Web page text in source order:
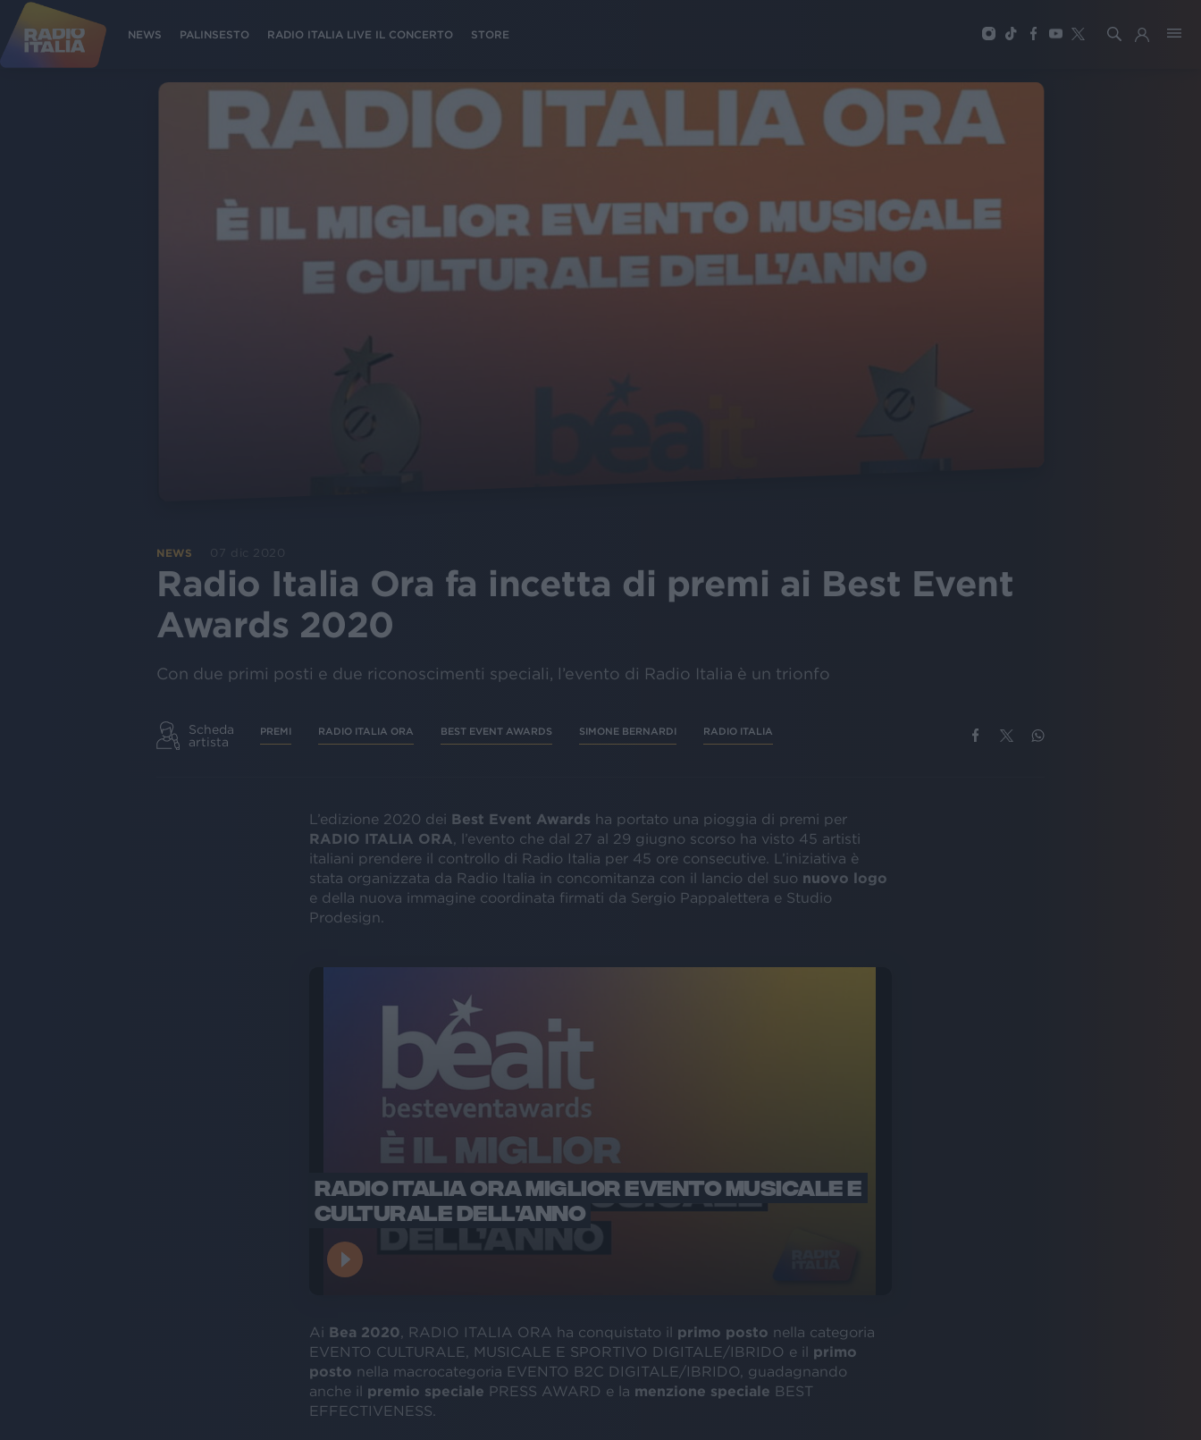
NEWS PALINSESTO RADIO ITALIA LIVE IL CONCERTO STORE
NEWS 07 dic 2020
Radio Italia Ora fa incetta di premi ai Best Event
Awards 2020
Con due primi posti e due riconoscimenti speciali, l’evento di Radio Italia è un trionfo
Scheda
artista
PREMI RADIO ITALIA ORA BEST EVENT AWARDS SIMONE BERNARDI RADIO ITALIA
L’edizione 2020 dei Best Event Awards ha portato una pioggia di premi per
RADIO ITALIA ORA , l’evento che dal 27 al 29 giugno scorso ha visto 45 artisti
italiani prendere il controllo di Radio Italia per 45 ore consecutive. L’iniziativa è
stata organizzata da Radio Italia in concomitanza con il lancio del suo nuovo logo
e della nuova immagine coordinata firmati da Sergio Pappalettera e Studio
Prodesign.
RADIO ITALIA ORA MIGLIOR EVENTO MUSICALE E
CULTURALE DELL'ANNO
Ai Bea 2020 , RADIO ITALIA ORA ha conquistato il primo posto nella categoria
EVENTO CULTURALE, MUSICALE E SPORTIVO DIGITALE/IBRIDO e il primo
posto nella macrocategoria EVENTO B2C DIGITALE/IBRIDO, guadagnando
anche il premio speciale PRESS AWARD e la menzione speciale BEST
EFFECTIVENESS.